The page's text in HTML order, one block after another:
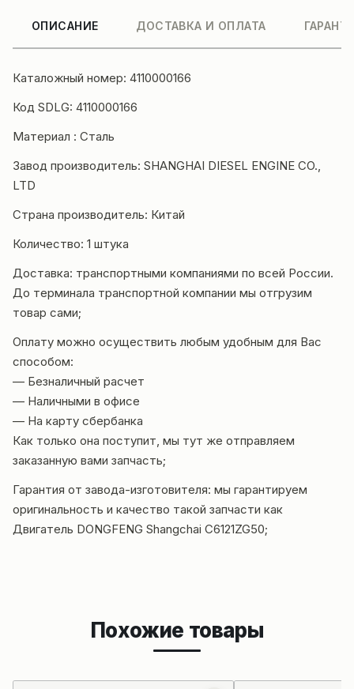
ОПИСАНИЕ ДОСТАВКА И ОПЛАТА
Каталожный номер: 4110000166
Код SDLG: 4110000166
Материал : Сталь
Завод производитель: SHANGHAI DIESEL ENGINE CO.,
LTD
Страна производитель: Китай
Количество: 1 штука
Доставка: транспортными компаниями по всей России.
До терминала транспортной компании мы отгрузим
товар сами;
Оплату можно осуществить любым удобным для Вас
способом:
— Безналичный расчет
— Наличными в офисе
— На карту сбербанка
Как только она поступит, мы тут же отправляем
заказанную вами запчасть;
Гарантия от завода-изготовителя: мы гарантируем
оригинальность и качество такой запчасти как
Двигатель DONGFENG Shangchai C6121ZG50;
Похожие товары